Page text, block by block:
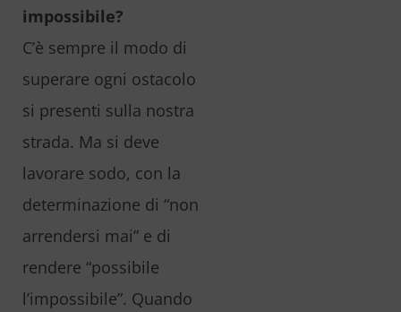
impossibile?
C’è sempre il modo di
superare ogni ostacolo
si presenti sulla nostra
strada. Ma si deve
lavorare sodo, con la
determinazione di “non
arrendersi mai” e di
rendere “possibile
l’impossibile”. Quando